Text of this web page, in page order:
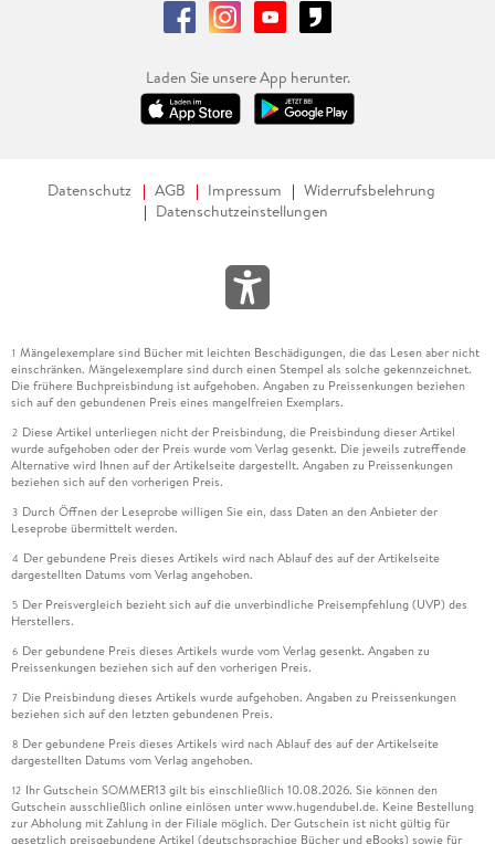
Laden Sie unsere App herunter.
Datenschutz AGB Impressum
Widerrufsbelehrung
Datenschutzeinstellungen
1 Mängelexemplare sind Bücher mit leichten Beschädigungen, die das Lesen aber nicht
einschränken. Mängelexemplare sind durch einen Stempel als solche gekennzeichnet.
Die frühere Buchpreisbindung ist aufgehoben. Angaben zu Preissenkungen beziehen
sich auf den gebundenen Preis eines mangelfreien Exemplars.
2 Diese Artikel unterliegen nicht der Preisbindung, die Preisbindung dieser Artikel
wurde aufgehoben oder der Preis wurde vom Verlag gesenkt. Die jeweils zutreffende
Alternative wird Ihnen auf der Artikelseite dargestellt. Angaben zu Preissenkungen
beziehen sich auf den vorherigen Preis.
3 Durch Öffnen der Leseprobe willigen Sie ein, dass Daten an den Anbieter der
Leseprobe übermittelt werden.
4 Der gebundene Preis dieses Artikels wird nach Ablauf des auf der Artikelseite
dargestellten Datums vom Verlag angehoben.
5 Der Preisvergleich bezieht sich auf die unverbindliche Preisempfehlung (UVP) des
Herstellers.
6 Der gebundene Preis dieses Artikels wurde vom Verlag gesenkt. Angaben zu
Preissenkungen beziehen sich auf den vorherigen Preis.
7 Die Preisbindung dieses Artikels wurde aufgehoben. Angaben zu Preissenkungen
beziehen sich auf den letzten gebundenen Preis.
8 Der gebundene Preis dieses Artikels wird nach Ablauf des auf der Artikelseite
dargestellten Datums vom Verlag angehoben.
12 Ihr Gutschein SOMMER13 gilt bis einschließlich 10.08.2026. Sie können den
Gutschein ausschließlich online einlösen unter www.hugendubel.de. Keine Bestellung
zur Abholung mit Zahlung in der Filiale möglich. Der Gutschein ist nicht gültig für
gesetzlich preisgebundene Artikel (deutschsprachige Bücher und eBooks) sowie für